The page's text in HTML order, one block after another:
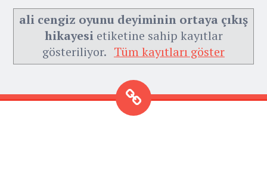
ali cengiz oyunu deyiminin ortaya çıkış
hikayesietiketine sahip kayıtlar
gösteriliyor. Tüm kayıtları göster